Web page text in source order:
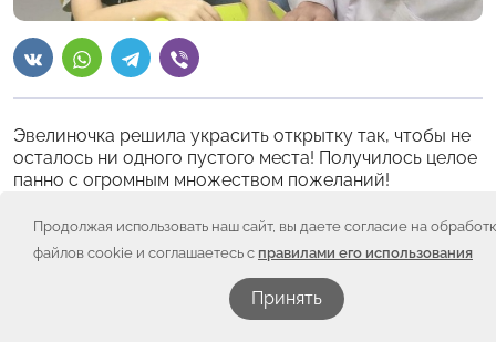
Продолжая использовать наш сайт, вы даете согласие на
файлов cookie и соглашаетесь с правилами его использования
Принять
Эвелиночка решила украсить открытку так, чтобы не
осталось ни одного пустого места! Получилось целое
панно с огромным множеством пожеланий!
Эвелина произнесла: «Всё!»
Её открытка получилась не только самая яркая. Но и
самая тяжёлая. Эвелина держала её двумя руками!
Два новогодних мастер-класса снова провели